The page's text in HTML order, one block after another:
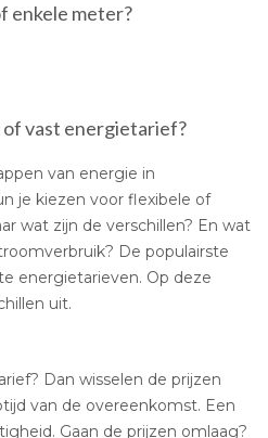
enkele meter?
of vast energietarief?
van energie in
je kiezen voor flexibele of
wat zijn de verschillen? En wat
De populairste
energietarieven. Op deze
uit.
Dan wisselen de prijzen
van de overeenkomst. Een
Gaan de prijzen omlaag?